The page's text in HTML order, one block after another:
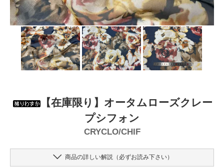
【在庫限り】オータムローズクレー
プシフォン
CRYCLO/CHIF
商品の詳しい解説（必ずお読み下さい）